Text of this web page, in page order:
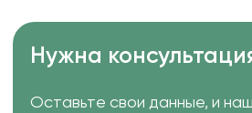
Нужна
Оставьте свои данные, и